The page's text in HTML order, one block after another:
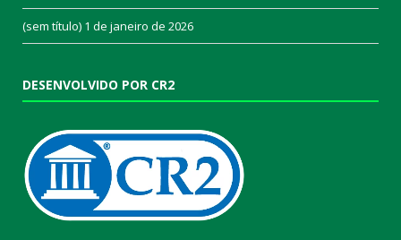
(sem título) 1 de janeiro de 2026
DESENVOLVIDO POR CR2